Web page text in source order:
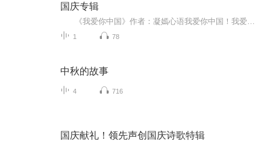
国庆专辑
1 78
中秋的故事
4 716
国庆献礼！领先声创国庆诗歌特辑